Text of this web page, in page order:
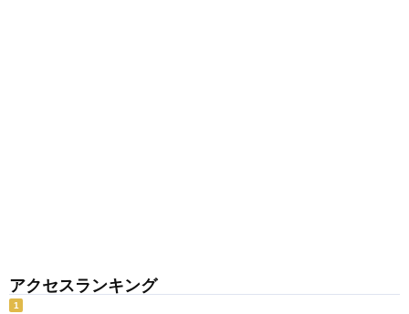
アクセスランキング
1